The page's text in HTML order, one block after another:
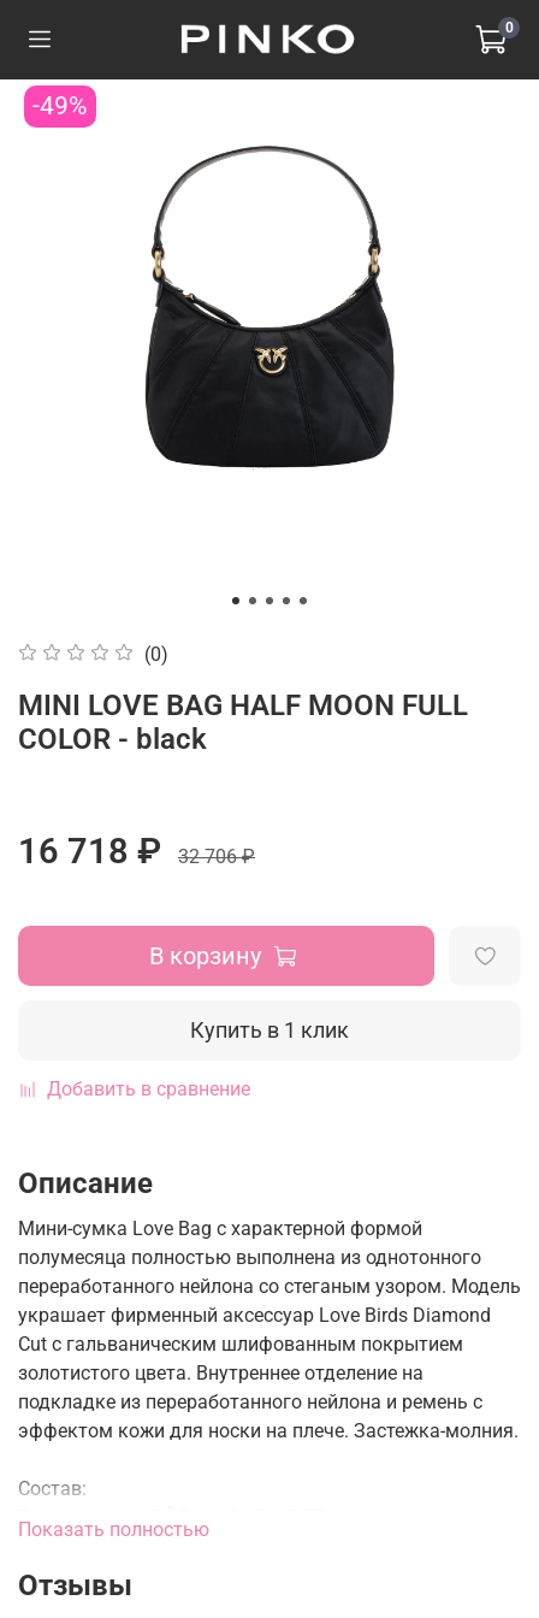
0
-49%
(0)
MINI LOVE BAG HALF MOON FULL
COLOR - black
16 718 ₽ 32 706 ₽
В корзину
Купить в 1 клик
Добавить в сравнение
Описание
Мини-сумка Love Bag с характерной формой
полумесяца полностью выполнена из однотонного
переработанного нейлона со стеганым узором. Модель
украшает фирменный аксессуар Love Birds Diamond
Cut с гальваническим шлифованным покрытием
золотистого цвета. Внутреннее отделение на
подкладке из переработанного нейлона и ремень с
эффектом кожи для носки на плече. Застежка-молния.
Состав:
Ткань Верха: НЕЙЛОН/ПОЛИУРЕТАН 100%
Показать полностью
Отзывы